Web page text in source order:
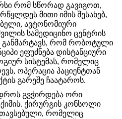
რომ სწორად გავიგოთ,
მითი იმის შესახებ,
ავტონომიური
სამედიცინო ცენტრის
განმარტავს, რომ რობოტული
ეფუძნება დისტანციური
სისტემას, რომელიც
ოპერაცია პაციენტთან
გარეშე ჩაატაროს.
გვჭირდება ორი
ქირურგის კონსოლი
რომელიც